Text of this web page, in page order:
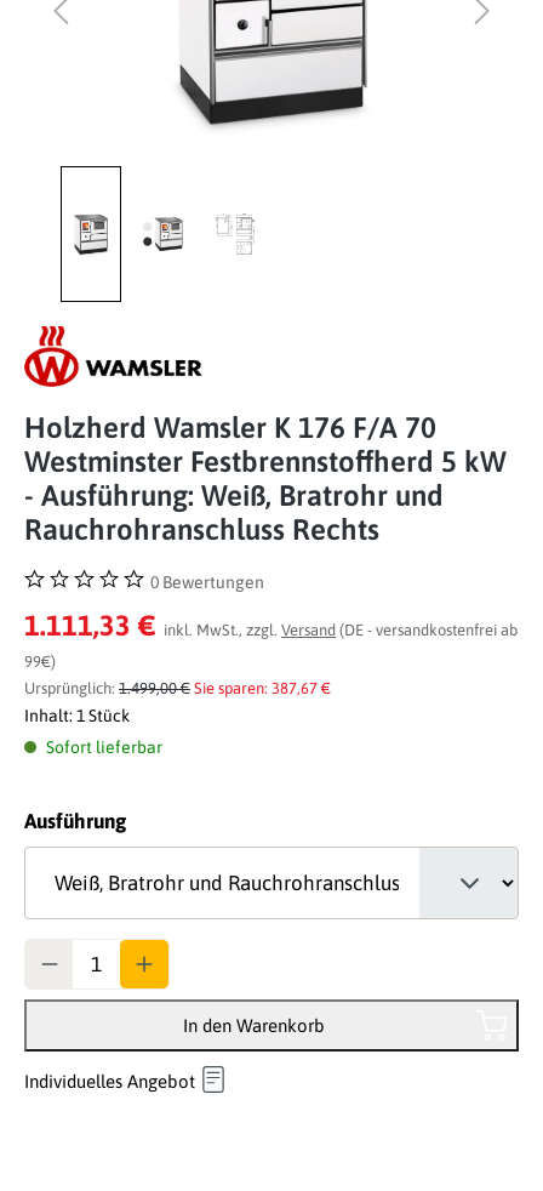
Holzherd Wamsler K 176 F/A 70
Westminster Festbrennstoffherd 5 kW
- Ausführung: Weiß, Bratrohr und
Rauchrohranschluss Rechts
Durchschnittliche Bewertung von 0 von 5 Sternen
0 Bewertungen
1.111,33 € inkl. MwSt., zzgl. Versand (DE - versandkostenfrei ab
99€)
Ursprünglich: 1.499,00 € Sie sparen: 387,67 €
Inhalt: 1 Stück
Sofort lieferbar
Ausführungauswählen
In den Warenkorb
Individuelles Angebot